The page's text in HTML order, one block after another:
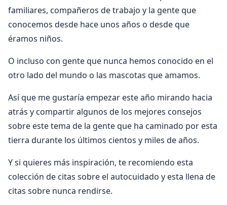
familiares, compañeros de trabajo y la gente que
conocemos desde hace unos años o desde que
éramos niños.
O incluso con gente que nunca hemos conocido en el
otro lado del mundo o las mascotas que amamos.
Así que me gustaría empezar este año mirando hacia
atrás y compartir algunos de los mejores consejos
sobre este tema de la gente que ha caminado por esta
tierra durante los últimos cientos y miles de años.
Y si quieres más inspiración, te recomiendo esta
colección de citas sobre el autocuidado y esta llena de
citas sobre nunca rendirse.